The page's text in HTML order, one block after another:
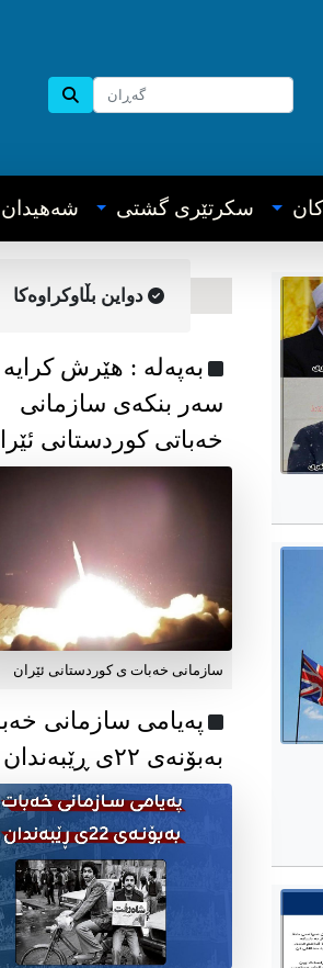
سکرتێری گشتی شه‌هیدان
دواین بڵاوکراوه‌کا
به‌په‌له‌ : هێرش کرایە
سەر بنکەی سازمانی
خەباتی کوردستانی
سازمانی خەبات ی کوردستانی ئێران
پەیامی سازمانی
بەبۆنەی ۲۲ی ڕێبەندان